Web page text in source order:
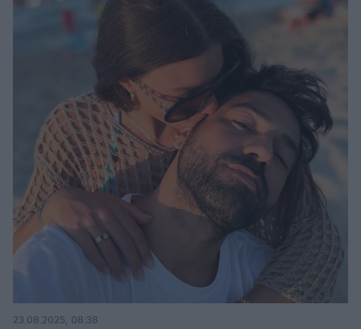
23.08.2025, 08:38